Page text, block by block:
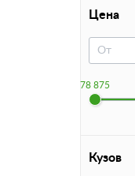
Цена
78 875
Кузов